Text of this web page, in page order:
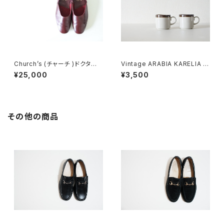
Church’s (チャーチ )ドクター
シューズ UK6
¥25,000
Vintage ARABIA KARELIA テ
ィーカップ
¥3,500
その他の商品